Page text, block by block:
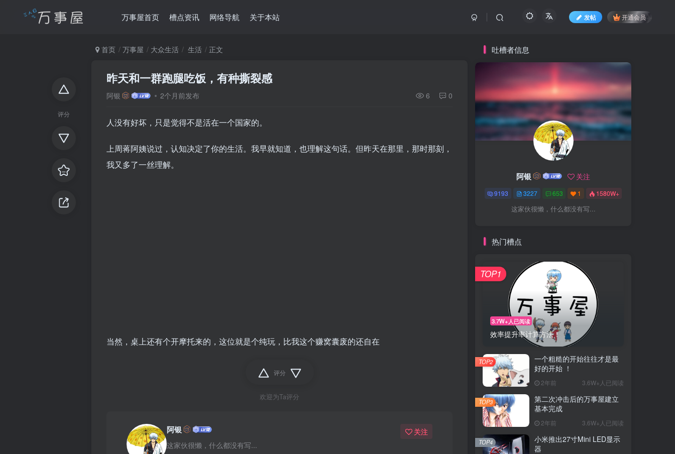
万事屋首页 槽点资讯 网络导航 关于本站 发帖 开通会员
评分
首页 万事屋 大众生活 生活 正文
昨天和一群跑腿吃饭，有种撕裂感
阿银 2个月前发布 6 0
人没有好坏，只是觉得不是活在一个国家的。
上周蒋阿姨说过，认知决定了你的生活。我早就知道，也理解这句话。但昨天在那里，那时那刻，
我又多了一丝理解。
当然，桌上还有个开摩托来的，这位就是个纯玩，比我这个赚窝囊废的还自在
评分
欢迎为Ta评分
阿银
这家伙很懒，什么都没有写...
关注
吐槽者信息
阿银 关注
9193 3227 653 1 1580W+
这家伙很懒，什么都没有写...
热门槽点
3.7W+人已阅读
效率提升率计算方法！
TOP1
一个粗糙的开始往往才是最
好的开始 ！
2年前 3.6W+人已阅读
TOP2
第二次冲击后的万事屋建立
基本完成
2年前 3.6W+人已阅读
TOP3
小米推出27寸Mini LED显示
器
TOP4